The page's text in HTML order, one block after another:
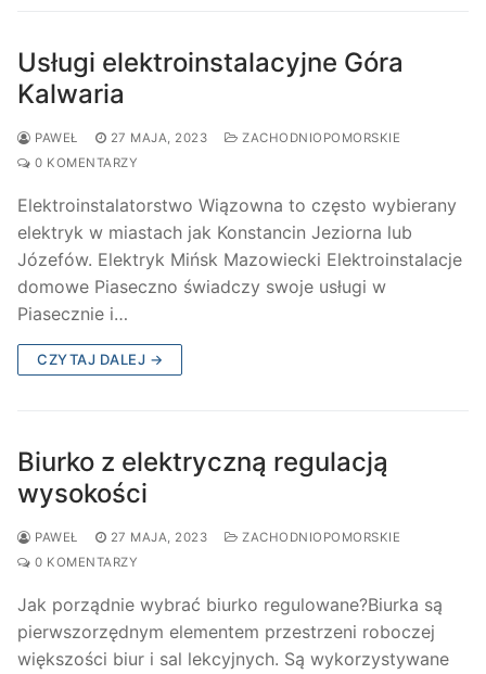
Usługi elektroinstalacyjne Góra
Kalwaria
PAWEŁ 27 MAJA, 2023
ZACHODNIOPOMORSKIE
0 KOMENTARZY
Elektroinstalatorstwo Wiązowna to często wybierany
elektryk w miastach jak Konstancin Jeziorna lub
Józefów. Elektryk Mińsk Mazowiecki Elektroinstalacje
domowe Piaseczno świadczy swoje usługi w
Piasecznie i…
CZYTAJ DALEJ →
Biurko z elektryczną regulacją
wysokości
PAWEŁ 27 MAJA, 2023
ZACHODNIOPOMORSKIE
0 KOMENTARZY
Jak porządnie wybrać biurko regulowane?Biurka są
pierwszorzędnym elementem przestrzeni roboczej
większości biur i sal lekcyjnych. Są wykorzystywane